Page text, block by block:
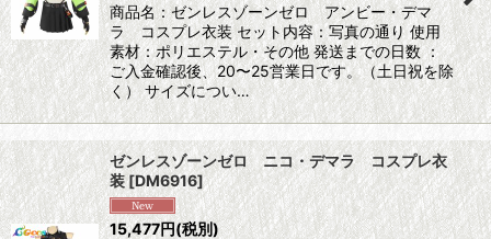
商品名：ゼンレスゾーンゼロ アンビー・デマ
ラ コスプレ衣装 セット内容：写真の通り 使用
素材：ポリエステル・その他 発送までの日数 ：
ご入金確認後、20〜25営業日です。（土日祝を除
く） サイズについ…
ゼンレスゾーンゼロ ニコ・デマラ コスプレ衣
装[DM6916]
15,477円(税別)